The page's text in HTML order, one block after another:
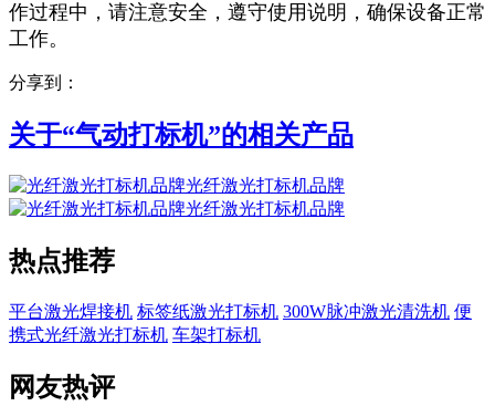
作过程中，请注意安全，遵守使用说明，确保设备正常
工作。
分享到：
关于“气动打标机”的相关产品
光纤激光打标机品牌
光纤激光打标机品牌
热点推荐
平台激光焊接机 标签纸激光打标机 300W脉冲激光清洗机 便
携式光纤激光打标机 车架打标机
网友热评